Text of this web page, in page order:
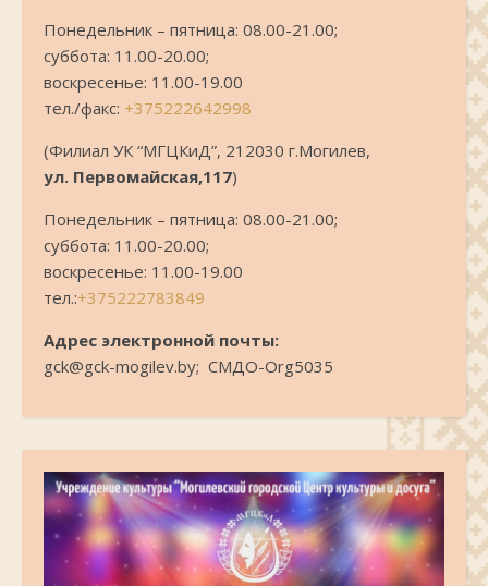
Понедельник – пятница: 08.00-21.00;
суббота: 11.00-20.00;
воскресенье: 11.00-19.00
тел./факс: +375222642998
(Филиал УК “МГЦКиД”, 212030 г.Могилев,
ул. Первомайская,117)
Понедельник – пятница: 08.00-21.00;
суббота: 11.00-20.00;
воскресенье: 11.00-19.00
тел.:+375222783849
Адрес электронной почты:
gck@gck-mogilev.by; СМДО-Org5035